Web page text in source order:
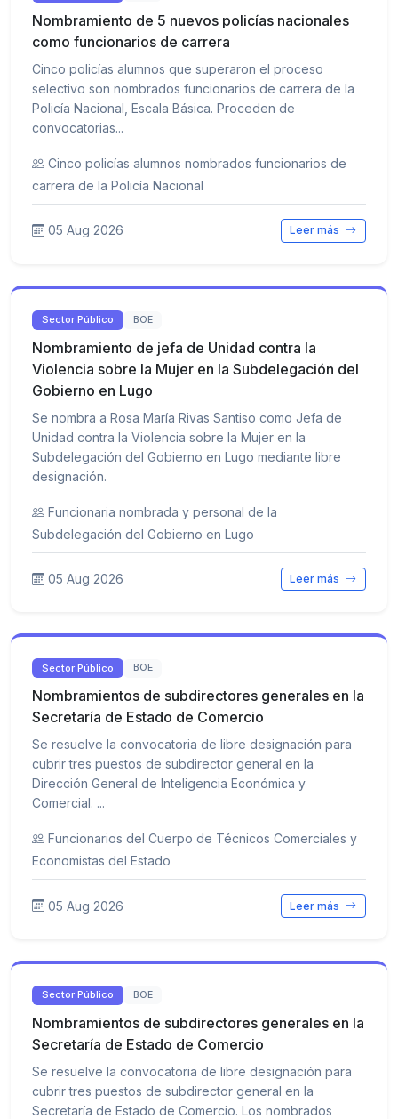
Nombramiento de 5 nuevos policías nacionales
como funcionarios de carrera
Cinco policías alumnos que superaron el proceso
selectivo son nombrados funcionarios de carrera de la
Policía Nacional, Escala Básica. Proceden de
convocatorias...
Cinco policías alumnos nombrados funcionarios de
carrera de la Policía Nacional
05 Aug 2026 Leer más
Sector Público BOE
Nombramiento de jefa de Unidad contra la
Violencia sobre la Mujer en la Subdelegación del
Gobierno en Lugo
Se nombra a Rosa María Rivas Santiso como Jefa de
Unidad contra la Violencia sobre la Mujer en la
Subdelegación del Gobierno en Lugo mediante libre
designación.
Funcionaria nombrada y personal de la
Subdelegación del Gobierno en Lugo
05 Aug 2026 Leer más
Sector Público BOE
Nombramientos de subdirectores generales en la
Secretaría de Estado de Comercio
Se resuelve la convocatoria de libre designación para
cubrir tres puestos de subdirector general en la
Dirección General de Inteligencia Económica y
Comercial. ...
Funcionarios del Cuerpo de Técnicos Comerciales y
Economistas del Estado
05 Aug 2026 Leer más
Sector Público BOE
Nombramientos de subdirectores generales en la
Secretaría de Estado de Comercio
Se resuelve la convocatoria de libre designación para
cubrir tres puestos de subdirector general en la
Secretaría de Estado de Comercio. Los nombrados